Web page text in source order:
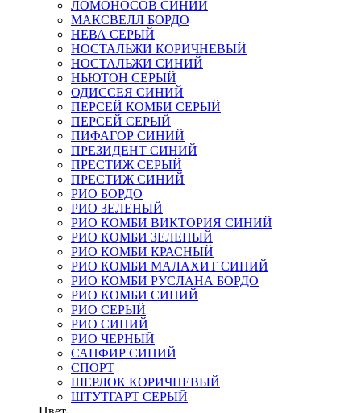
ЛОМОНОСОВ СИНИЙ
МАКСВЕЛЛ БОРДО
НЕВА СЕРЫЙ
НОСТАЛЬЖИ КОРИЧНЕВЫЙ
НОСТАЛЬЖИ СИНИЙ
НЬЮТОН СЕРЫЙ
ОДИССЕЯ СИНИЙ
ПЕРСЕЙ КОМБИ СЕРЫЙ
ПЕРСЕЙ СЕРЫЙ
ПИФАГОР СИНИЙ
ПРЕЗИДЕНТ СИНИЙ
ПРЕСТИЖ СЕРЫЙ
ПРЕСТИЖ СИНИЙ
РИО БОРДО
РИО ЗЕЛЕНЫЙ
РИО КОМБИ ВИКТОРИЯ СИНИЙ
РИО КОМБИ ЗЕЛЕНЫЙ
РИО КОМБИ КРАСНЫЙ
РИО КОМБИ МАЛАХИТ СИНИЙ
РИО КОМБИ РУСЛАНА БОРДО
РИО КОМБИ СИНИЙ
РИО СЕРЫЙ
РИО СИНИЙ
РИО ЧЕРНЫЙ
САПФИР СИНИЙ
СПОРТ
ШЕРЛОК КОРИЧНЕВЫЙ
ШТУТГАРТ СЕРЫЙ